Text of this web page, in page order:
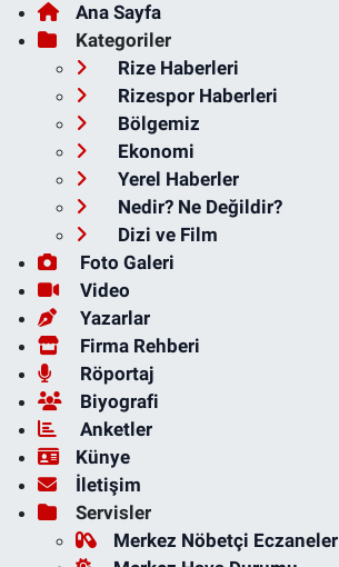
Ana Sayfa
Kategoriler
Rize Haberleri
Rizespor Haberleri
Bölgemiz
Ekonomi
Yerel Haberler
Nedir? Ne Değildir?
Dizi ve Film
Foto Galeri
Video
Yazarlar
Firma Rehberi
Röportaj
Biyografi
Anketler
Künye
İletişim
Servisler
Merkez Nöbetçi Eczaneler